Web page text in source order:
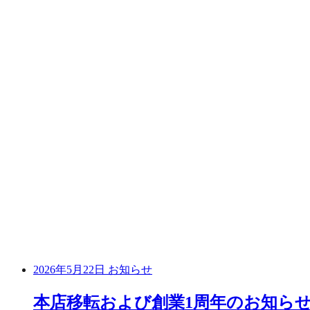
2026年5月22日 お知らせ
本店移転および創業1周年のお知ら